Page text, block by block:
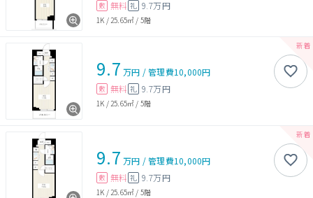
敷 無料 礼 9.7万円
1K /25.65㎡ / 5階
9.7 万円 /管理費10,000円
敷 無料 礼 9.7万円
1K / 25.65㎡ / 5階
9.7 万円 /管理費10,000円
敷 無料 礼 9.7万円
1K / 25.65㎡ / 5階